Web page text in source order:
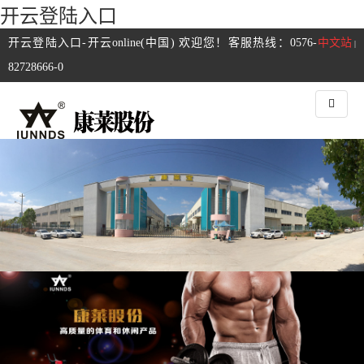
开云登陆入口
中文站 |
开云登陆入口-开云online(中国) 欢迎您！客服热线：0576-
82728666-0